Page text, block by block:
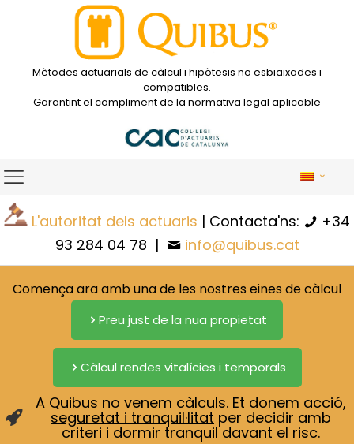
Mètodes actuarials de càlcul i hipòtesis no esbiaixades i
compatibles.
Garantint el compliment de la normativa legal aplicable
L'autoritat dels actuaris | Contacta'ns:
+34
93 284 04 78 | info@quibus.cat
A Quibus no venem càlculs. Et donem acció,
seguretat i tranquil·litat per decidir amb
criteri i dormir tranquil davant el risc.
Comença ara amb una de les nostres eines de càlcul
Preu just de la nua propietat
Càlcul rendes vitalícies i temporals